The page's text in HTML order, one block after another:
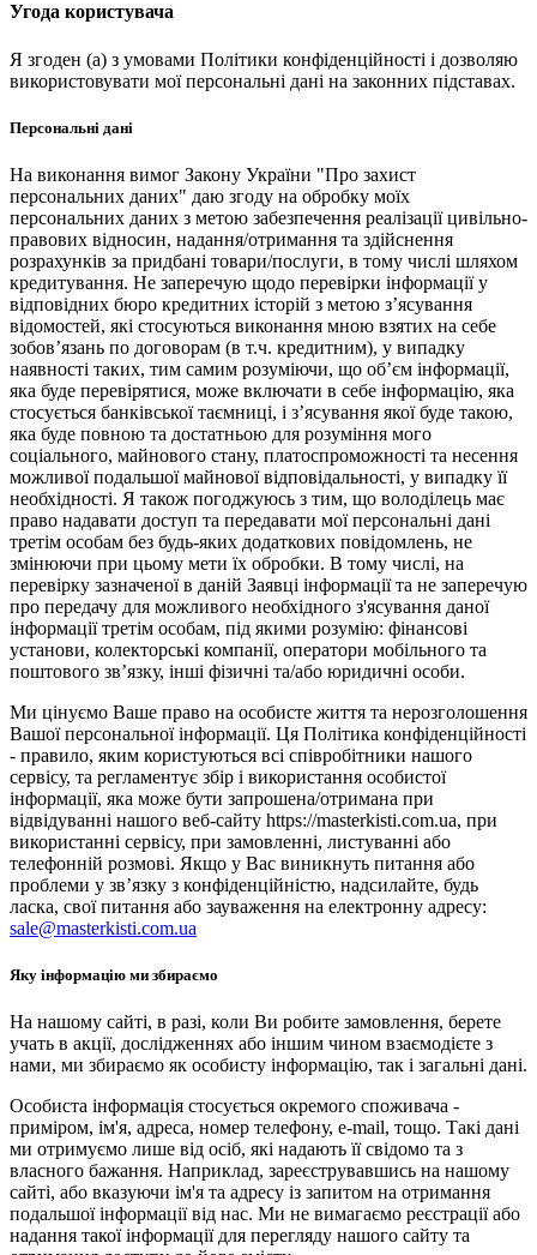
Угода користувача
Я згоден (а) з умовами Політики конфіденційності і дозволяю
використовувати мої персональні дані на законних підставах.
Персональні дані
На виконання вимог Закону України "Про захист
персональних даних" даю згоду на обробку моїх
персональних даних з метою забезпечення реалізації цивільно-
правових відносин, надання/отримання та здійснення
розрахунків за придбані товари/послуги, в тому числі шляхом
кредитування. Не заперечую щодо перевірки інформації у
відповідних бюро кредитних історій з метою з’ясування
відомостей, які стосуються виконання мною взятих на себе
зобов’язань по договорам (в т.ч. кредитним), у випадку
наявності таких, тим самим розуміючи, що об’єм інформації,
яка буде перевірятися, може включати в себе інформацію, яка
стосується банківської таємниці, і з’ясування якої буде такою,
яка буде повною та достатньою для розуміння мого
соціального, майнового стану, платоспроможності та несення
можливої подальшої майнової відповідальності, у випадку її
необхідності. Я також погоджуюсь з тим, що володілець має
право надавати доступ та передавати мої персональні дані
третім особам без будь-яких додаткових повідомлень, не
змінюючи при цьому мети їх обробки. В тому числі, на
перевірку зазначеної в даній Заявці інформації та не заперечую
про передачу для можливого необхідного з'ясування даної
інформації третім особам, під якими розумію: фінансові
установи, колекторські компанії, оператори мобільного та
поштового зв’язку, інші фізичні та/або юридичні особи.
Ми цінуємо Ваше право на особисте життя та нерозголошення
Вашої персональної інформації. Ця Політика конфіденційності
- правило, яким користуються всі співробітники нашого
сервісу, та регламентує збір і використання особистої
інформації, яка може бути запрошена/отримана при
відвідуванні нашого веб-сайту https://masterkisti.com.ua, при
використанні сервісу, при замовленні, листуванні або
телефонній розмові. Якщо у Вас виникнуть питання або
проблеми у зв’язку з конфіденційністю, надсилайте, будь
ласка, свої питання або зауваження на електронну адресу:
sale@masterkisti.com.ua
Яку інформацію ми збираємо
На нашому сайті, в разі, коли Ви робите замовлення, берете
учать в акції, дослідженнях або іншим чином взаємодієте з
нами, ми збираємо як особисту інформацію, так і загальні дані.
Особиста інформація стосується окремого споживача -
приміром, ім'я, адреса, номер телефону, e-mail, тощо. Такі дані
ми отримуємо лише від осіб, які надають її свідомо та з
власного бажання. Наприклад, зареєструвавшись на нашому
сайті, або вказуючи ім'я та адресу із запитом на отримання
подальшої інформації від нас. Ми не вимагаємо реєстрації або
надання такої інформації для перегляду нашого сайту та